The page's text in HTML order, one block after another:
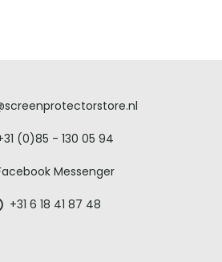
(0)85 - 130 05 94
Messenger
+31 6 18 41 87 48